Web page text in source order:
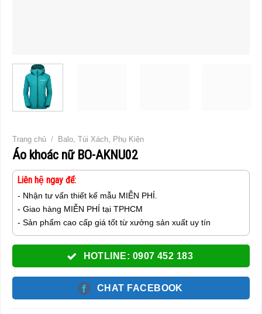
Trang chủ / Balo, Túi Xách, Phụ Kiện
Áo khoác nữ BO-AKNU02
Liên hệ ngay để:
- Nhận tư vấn thiết kế mẫu MIỄN PHÍ.
- Giao hàng MIỄN PHÍ tại TPHCM
- Sản phẩm cao cấp giá tốt từ xưởng sản xuất uy tín
HOTLINE: 0907 452 183
CHAT FACEBOOK